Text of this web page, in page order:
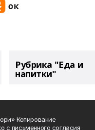
Рубрика "Еда и
напитки"
Копирование
с письменного согласия